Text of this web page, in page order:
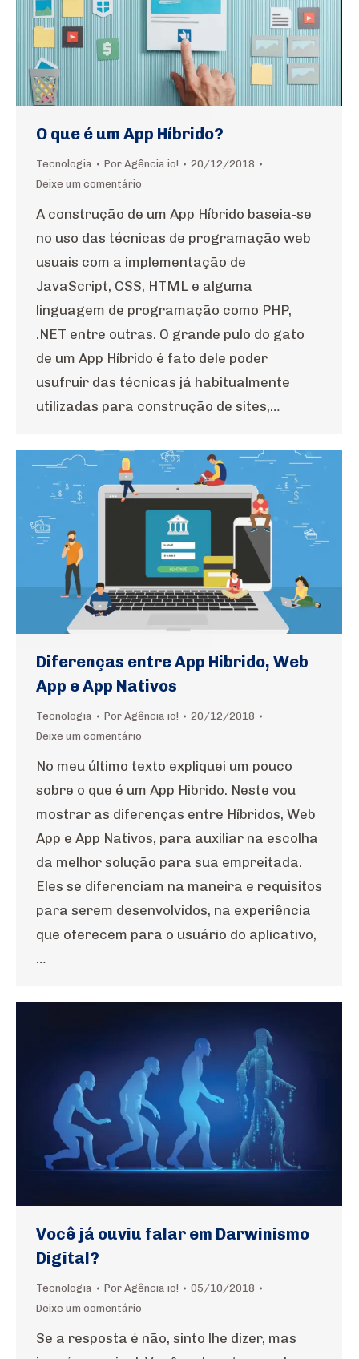
O que é um App Híbrido?
Tecnologia Por Agência io!
20/12/2018
Deixe um comentário
A construção de um App Híbrido baseia-se
no uso das técnicas de programação web
usuais com a implementação de
JavaScript, CSS, HTML e alguma
linguagem de programação como PHP,
.NET entre outras. O grande pulo do gato
de um App Híbrido é fato dele poder
usufruir das técnicas já habitualmente
utilizadas para construção de sites,…
Diferenças entre App Hibrido, Web
App e App Nativos
Tecnologia Por Agência io!
20/12/2018
Deixe um comentário
No meu último texto expliquei um pouco
sobre o que é um App Hibrido. Neste vou
mostrar as diferenças entre Híbridos, Web
App e App Nativos, para auxiliar na escolha
da melhor solução para sua empreitada.
Eles se diferenciam na maneira e requisitos
para serem desenvolvidos, na experiência
que oferecem para o usuário do aplicativo,
…
Você já ouviu falar em Darwinismo
Digital?
Tecnologia Por Agência io!
05/10/2018
Deixe um comentário
Se a resposta é não, sinto lhe dizer, mas